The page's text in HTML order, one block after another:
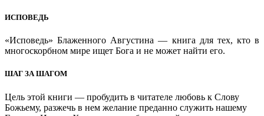
ИСПОВЕДЬ
«Исповедь» Блаженного Августина — книга для тех, кто в
многоскорбном мире ищет Бога и не может найти его.
ШАГ ЗА ШАГОМ
Цель этой книги — пробудить в читателе любовь к Слову
Божьему, разжечь в нем желание преданно служить нашему